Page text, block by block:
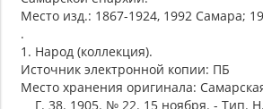
Место изд.: 1867-1924, 1992 Самара;
.
1. Народ (коллекция).
Источник электронной копии: ПБ
Место хранения оригинала:
Г. 38. 1905. № 22. 15 ноября. - Тип.